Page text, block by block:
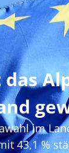
das
im
43,1 %